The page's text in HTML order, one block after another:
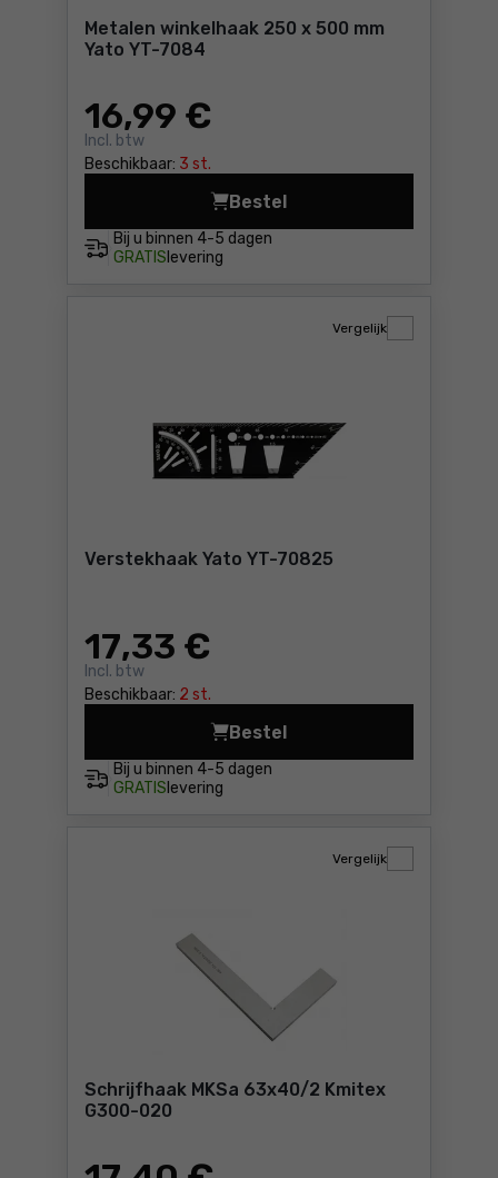
Metalen winkelhaak 250 x 500 mm
Yato YT-7084
16,99 €
Incl. btw
Beschikbaar: 3 st.
Bij u binnen 4-5 dagen
GRATIS levering
Bestel
Metalen winkelhaak 250 x
Verstekhaak Yato YT-70825
17,33 €
Incl. btw
Beschikbaar: 2 st.
Vergelijk
Bij u binnen 4-5 dagen
GRATIS levering
Bestel
Verstekhaak Yato YT-
Schrijfhaak MKSa 63x40/2 Kmitex
G300-020
Vergelijk